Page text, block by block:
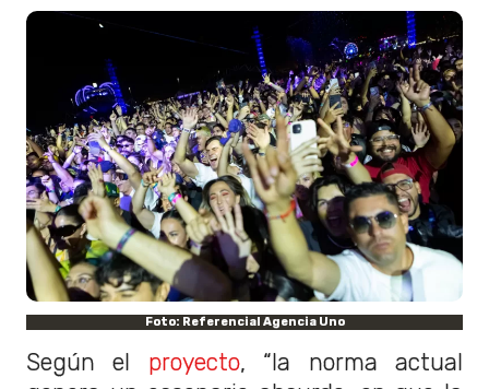
Foto: Referencial Agencia Uno
Según el proyecto, “la norma actual